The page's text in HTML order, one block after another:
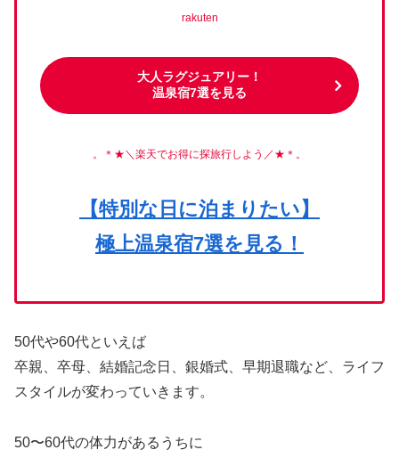
rakuten
大人ラグジュアリー！
温泉宿7選を見る
。＊★＼ 楽天でお得に探旅行しよう ／★＊。
【特別な日に泊まりたい】
極上温泉宿7選を見る！
50代や60代といえば
卒親、卒母、結婚記念日、銀婚式、早期退職など、ライフ
スタイルが変わっていきます。
50〜60代の体力があるうちに